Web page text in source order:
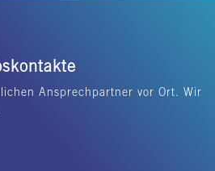
Ansprechpartner vor Ort. Wir